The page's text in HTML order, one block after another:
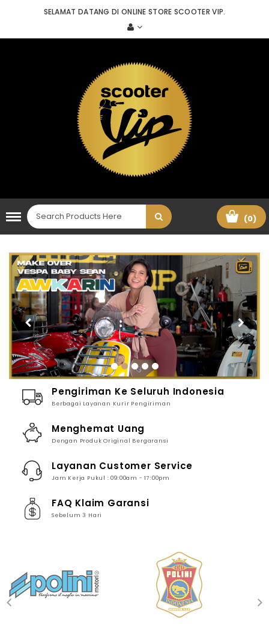
SELAMAT DATANG DI ONLINE STORE SCOOTER VIP.
(0)
Pengiriman Ke Seluruh Indonesia
Berbagai Layanan Kurir Pengiriman
Menghemat Uang
Dengan Produk Original Bergaransi
Layanan Customer Service
Jam Kerja Pukul : 09:00am - 17:00pm
FAQ Klaim Garansi
Sebelum 3 Hari